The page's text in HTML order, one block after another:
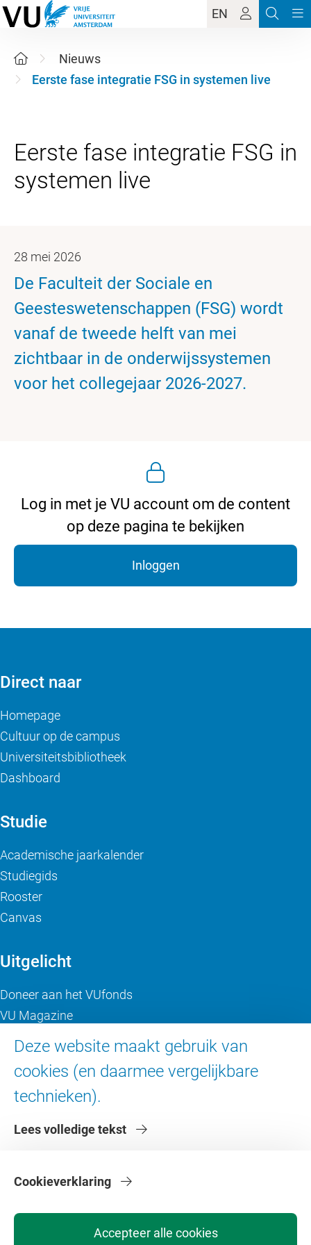
EN
Nieuws
Eerste fase integratie FSG in systemen live
Eerste fase integratie FSG in
28 mei 2026
De Faculteit der Sociale en
Geesteswetenschappen (FSG) wordt
vanaf de tweede helft van mei
zichtbaar in de onderwijssystemen
voor het collegejaar 2026-2027.
Log in met je VU account om de content
op deze pagina te bekijken
Inloggen
Deze website maakt gebruik van
cookies (en daarmee vergelijkbare
technieken).
Lees volledige tekst
Accepteer alle cookies
Cookieverklaring
Direct naar
Homepage
Cultuur op de campus
Universiteitsbibliotheek
Dashboard
Studie
Academische jaarkalender
Studiegids
Rooster
Canvas
Uitgelicht
Doneer aan het VUfonds
VU Magazine
Over de VU
Contact en route
Faculteiten